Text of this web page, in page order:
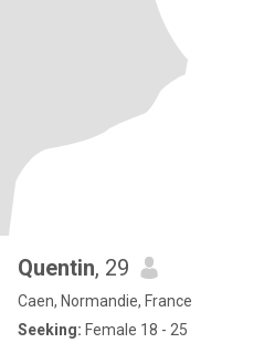
Quentin, 29
Caen, Normandie, France
Seeking: Female 18 - 25